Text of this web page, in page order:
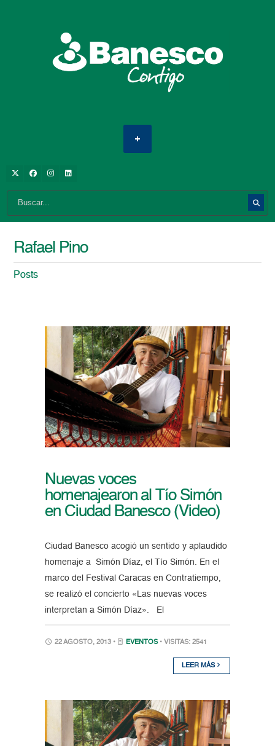
Rafael Pino
Posts
Nuevas voces
homenajearon al Tío Simón
en Ciudad Banesco (Video)
Ciudad Banesco acogió un sentido y aplaudido
homenaje a Simón Díaz, el Tío Simón. En el
marco del Festival Caracas en Contratiempo,
se realizó el concierto «Las nuevas voces
interpretan a Simón Díaz». El
22 AGOSTO, 2013 • EVENTOS • VISITAS: 2541
LEER MÁS